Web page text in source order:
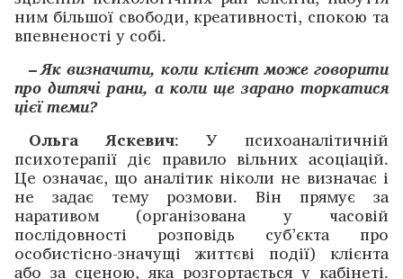
ним більшої свободи, креативності, спокою та
впевненості у собі.
– Як визначити, коли клієнт може говорити
про дитячі рани, а коли ще зарано торкатися
цієї теми?
Ольга Яскевич: У психоаналітичній
психотерапії діє правило вільних асоціацій.
Це означає, що аналітик ніколи не визначає і
не задає тему розмови. Він прямує за
наративом (організована у часовій
послідовності розповідь суб’єкта про
особистісно-значущі життєві події) клієнта
або за сценою, яка розгортається у кабінеті.